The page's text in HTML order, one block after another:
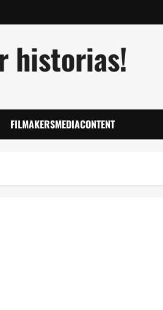
historias!
FILMAKERSMEDIACONTENT